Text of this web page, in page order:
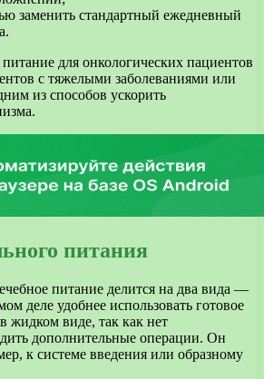
заменить стандартный ежедневный
для онкологических пациентов
с тяжелыми заболеваниями или
из способов ускорить
питания
питание делится на два вида —
деле удобнее использовать готовое
жидком виде, так как нет
дополнительные операции. Он
к системе введения или образному